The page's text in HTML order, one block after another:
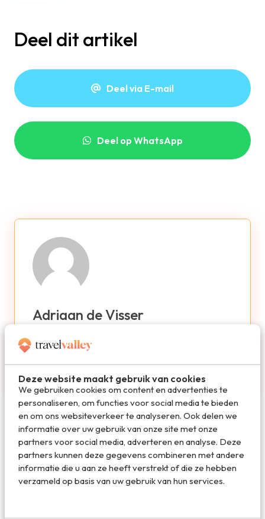
Deze website maakt gebruik van cookies
We gebruiken cookies om content en advertenties te
personaliseren, om functies voor social media te bieden
en om ons websiteverkeer te analyseren. Ook delen we
informatie over uw gebruik van onze site met onze
partners voor social media, adverteren en analyse. Deze
partners kunnen deze gegevens combineren met andere
informatie die u aan ze heeft verstrekt of die ze hebben
verzameld op basis van uw gebruik van hun services.
Deel dit artikel
Deel via E-mail
Deel op WhatsApp
Adriaan de Visser
Adriaan is Channel Insights & Category Manager
wereld gezien in Europa en de Verenigde Staten.
Next destination: rondreizen in Azië.
De beste reisdeals van dit moment